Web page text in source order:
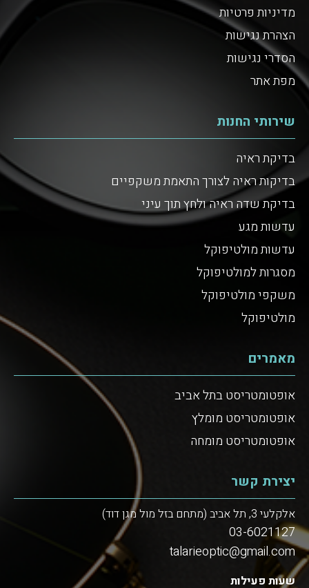
מדיניות פרטיות
הצהרת נגישות
הסדרי נגישות
מפת אתר
שירותי החנות
בדיקת ראיה
בדיקות ראיה לצורך התאמת משקפיים
בדיקת שדה ראיה ולחץ תוך עיני
עדשות מגע
עדשות מולטיפוקל
מסגרות למולטיפוקל
משקפי מולטיפוקל
מולטיפוקל
מאמרים
אופטומטריסט בתל אביב
אופטומטריסט מומלץ
אופטומטריסט מומחה
יצירת קשר
אלקלעי 3, תל אביב (מתחם בזל מול מגן דוד)
03-6021127
talarieoptic@gmail.com
שעות פעילות